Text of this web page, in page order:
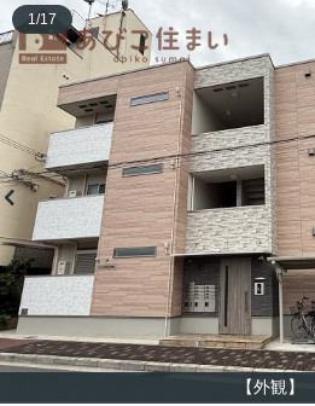
【外観】
1 /17